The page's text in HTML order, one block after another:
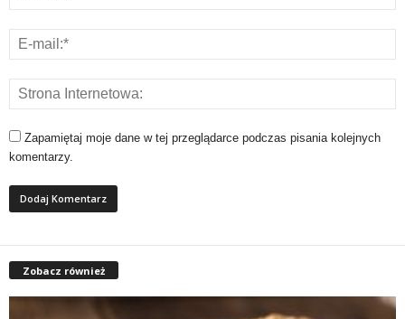
Zapamiętaj moje dane w tej przeglądarce podczas pisania kolejnych
komentarzy.
Zobacz również